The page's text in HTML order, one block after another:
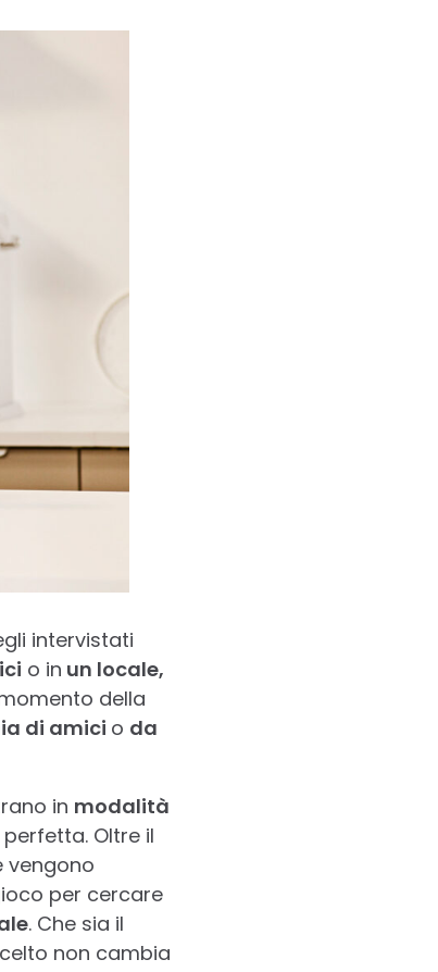
intervistati
o in un locale,
della
di amici o da
in modalità
Oltre il
vengono
per cercare
. Che sia il
non cambia